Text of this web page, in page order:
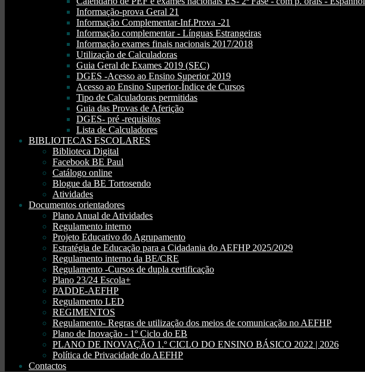
Informação-prova Geral 21
Informação Complementar-Inf.Prova -21
Informação complementar - Línguas Estrangeiras
Informação exames finais nacionais 2017/2018
Utilização de Calculadoras
Guia Geral de Exames 2019 (SEC)
DGES -Acesso ao Ensino Superior 2019
Acesso ao Ensino Superior-Índice de Cursos
Tipo de Calculadoras permitidas
Guia das Provas de Aferição
DGES- pré -requisitos
Lista de Calculadores
BIBLIOTECAS ESCOLARES
Biblioteca Digital
Facebook BE Paul
Catálogo online
Blogue da BE Tortosendo
Atividades
Documentos orientadores
Plano Anual de Atividades
Regulamento interno
Projeto Educativo do Agrupamento
Estratégia de Educação para a Cidadania do AEFHP 2025/2029
Regulamento interno da BE/CRE
Regulamento -Cursos de dupla certificação
Plano 23/24 Escola+
PADDE-AEFHP
Regulamento LED
REGIMENTOS
Regulamento- Regras de utilização dos meios de comunicação no AEFHP
Plano de Inovação - 1º Ciclo do EB
PLANO DE INOVAÇÃO 1.º CICLO DO ENSINO BÁSICO 2022 | 2026
Política de Privacidade do AEFHP
Contactos